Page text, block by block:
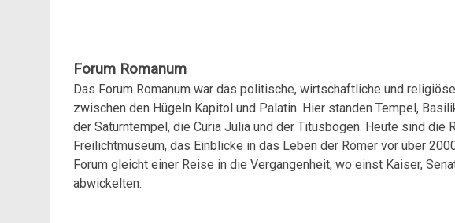
Forum Romanum
Das Forum Romanum war das politische, wirtschaftliche und
zwischen den Hügeln Kapitol und Palatin. Hier standen Tempel,
der Saturntempel, die Curia Julia und der Titusbogen. Heute sind die
Freilichtmuseum, das Einblicke in das Leben der Römer vor über
Forum gleicht einer Reise in die Vergangenheit, wo einst Kaiser,
abwickelten.